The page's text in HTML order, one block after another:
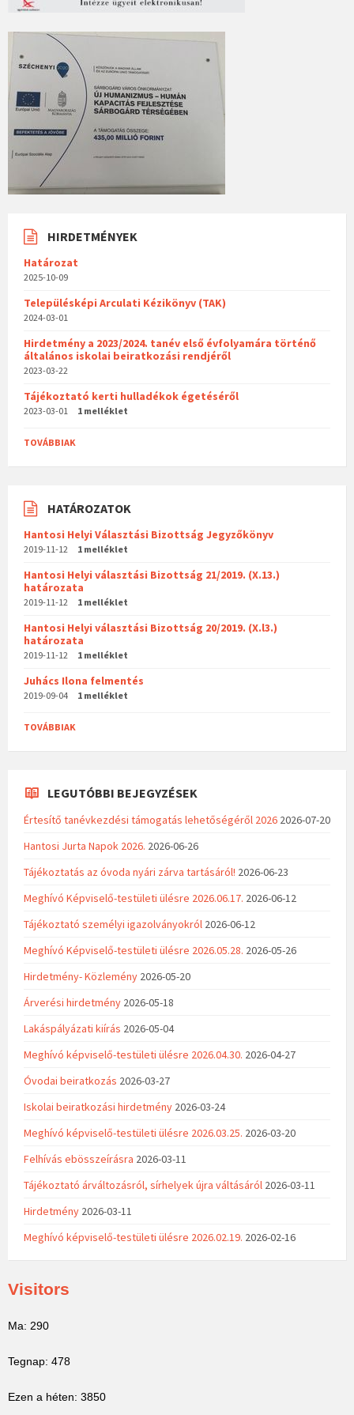
HIRDETMÉNYEK
Határozat
2025-10-09
Településképi Arculati Kézikönyv (TAK)
2024-03-01
Hirdetmény a 2023/2024. tanév első évfolyamára történő
általános iskolai beiratkozási rendjéről
2023-03-22
Tájékoztató kerti hulladékok égetéséről
2023-03-01 1 melléklet
TOVÁBBIAK
HATÁROZATOK
Hantosi Helyi Választási Bizottság Jegyzőkönyv
2019-11-12 1 melléklet
Hantosi Helyi választási Bizottság 21/2019. (X.13.)
határozata
2019-11-12 1 melléklet
Hantosi Helyi választási Bizottság 20/2019. (X.l3.)
határozata
2019-11-12 1 melléklet
Juhács Ilona felmentés
2019-09-04 1 melléklet
TOVÁBBIAK
LEGUTÓBBI BEJEGYZÉSEK
Értesítő tanévkezdési támogatás lehetőségéről 2026 2026-07-20
Hantosi Jurta Napok 2026. 2026-06-26
Tájékoztatás az óvoda nyári zárva tartásáról! 2026-06-23
Meghívó Képviselő-testületi ülésre 2026.06.17. 2026-06-12
Tájékoztató személyi igazolványokról 2026-06-12
Meghívó Képviselő-testületi ülésre 2026.05.28. 2026-05-26
Hirdetmény- Közlemény 2026-05-20
Árverési hirdetmény 2026-05-18
Lakáspályázati kiírás 2026-05-04
Meghívó képviselő-testületi ülésre 2026.04.30. 2026-04-27
Óvodai beiratkozás 2026-03-27
Iskolai beiratkozási hirdetmény 2026-03-24
Meghívó képviselő-testületi ülésre 2026.03.25. 2026-03-20
Felhívás ebösszeírásra 2026-03-11
Tájékoztató árváltozásról, sírhelyek újra váltásáról 2026-03-11
Hirdetmény 2026-03-11
Meghívó képviselő-testületi ülésre 2026.02.19. 2026-02-16
Visitors
Ma: 290
Tegnap: 478
Ezen a héten: 3850